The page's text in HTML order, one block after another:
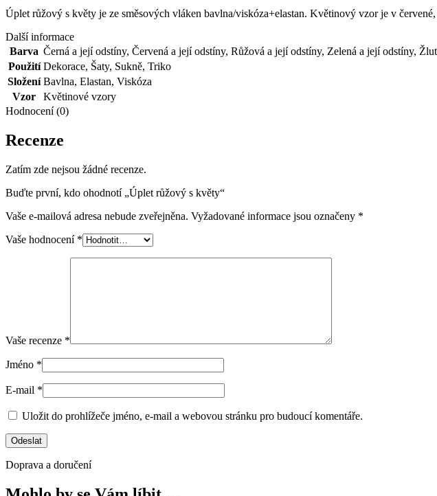
Úplet růžový s květy je ze směsových vláken bavlna/viskóza+elastan. Květinový vzor je v
Další informace
Barva Černá a její odstíny, Červená a její odstíny, Růžová a její odstíny, Zelená a její odstíny,
Použití Dekorace, Šaty, Sukně, Triko
Složení Bavlna, Elastan, Viskóza
Vzor
Květinové vzory
Hodnocení (0)
Recenze
Zatím zde nejsou žádné recenze.
Buďte první, kdo ohodnotí „Úplet růžový s květy“
Vaše e-mailová adresa nebude zveřejněna. Vyžadované informace jsou označeny *
Vaše hodnocení *
Vaše recenze *
Jméno *
E-mail *
Uložit do prohlížeče jméno, e-mail a webovou stránku pro budoucí komentáře.
Doprava a doručení